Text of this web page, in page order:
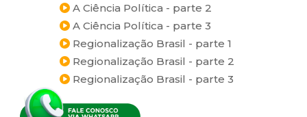
A Ciência Política - parte 2
A Ciência Política - parte 3
Regionalização Brasil - parte 1
Regionalização Brasil - parte 2
Regionalização Brasil - parte 3